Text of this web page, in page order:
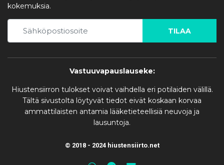
kokemuksia.
TILAA
Vastuuvapauslauseke:
Hiustensiirron tulokset voivat vaihdella eri potilaiden välillä.
Tältä sivustolta löytyvät tiedot eivät koskaan korvaa
ammattilaisten antamia lääketieteellisiä neuvoja ja
lausuntoja.
© 2018 - 2024 hiustensiirto.net